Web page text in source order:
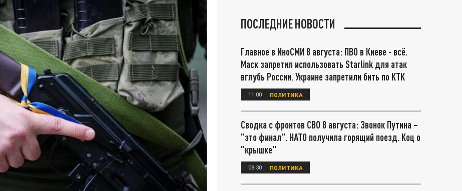
ПОСЛЕДНИЕ НОВОСТИ
Главное в ИноСМИ 8 августа: ПВО в Киеве - всё.
Маск запретил использовать Starlink для атак
вглубь России. Украине запретили бить по КТК
11:00 ПОЛИТИКА
Сводка с фронтов СВО 8 августа: Звонок Путина –
"это финал". НАТО получила горящий поезд. Коц о
"крышке"
08:30 ПОЛИТИКА